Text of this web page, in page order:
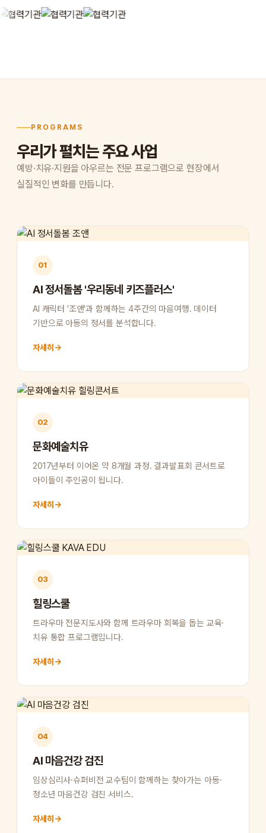
PROGRAMS
우리가 펼치는 주요 사업
예방·치유·지원을 아우르는 전문 프로그램으로 현장에서
실질적인 변화를 만듭니다.
01
AI 정서돌봄 '우리동네 키즈플러스'
AI 캐릭터 '조앤'과 함께하는 4주간의 마음여행. 데이터
기반으로 아동의 정서를 분석합니다.
자세히 →
02
문화예술치유
2017년부터 이어온 약 8개월 과정. 결과발표회 콘서트로
아이들이 주인공이 됩니다.
자세히 →
03
힐링스쿨
트라우마 전문지도사와 함께 트라우마 회복을 돕는 교육·
치유 통합 프로그램입니다.
자세히 →
04
AI 마음건강 검진
임상심리사·슈퍼비전 교수팀이 함께하는 찾아가는 아동·
청소년 마음건강 검진 서비스.
자세히 →